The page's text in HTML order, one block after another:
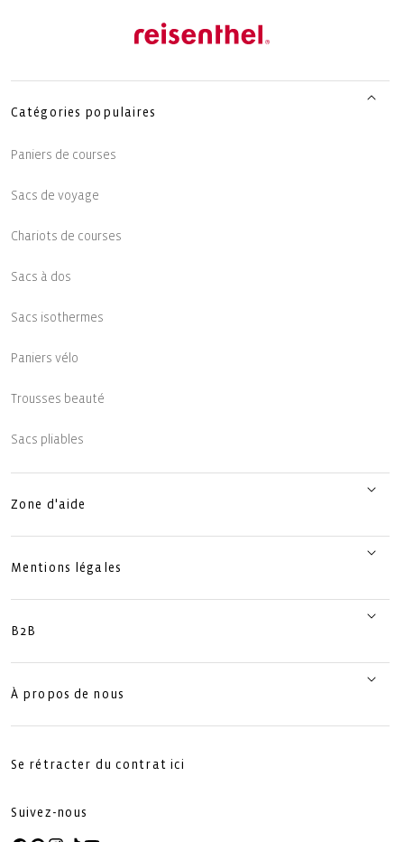
Catégories populaires
Paniers de courses
Sacs de voyage
Chariots de courses
Sacs à dos
Sacs isothermes
Paniers vélo
Trousses beauté
Sacs pliables
Zone d'aide
Mentions légales
B2B
À propos de nous
Se rétracter du contrat ici
Suivez-nous